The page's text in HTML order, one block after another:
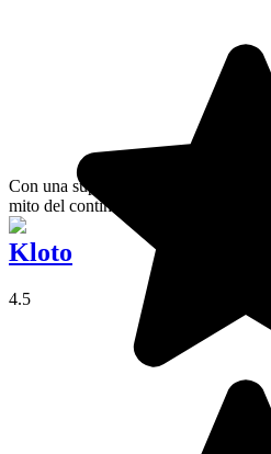
Con una superficie de 13 kilómetros
mito del continente africano.
Kloto
4.5